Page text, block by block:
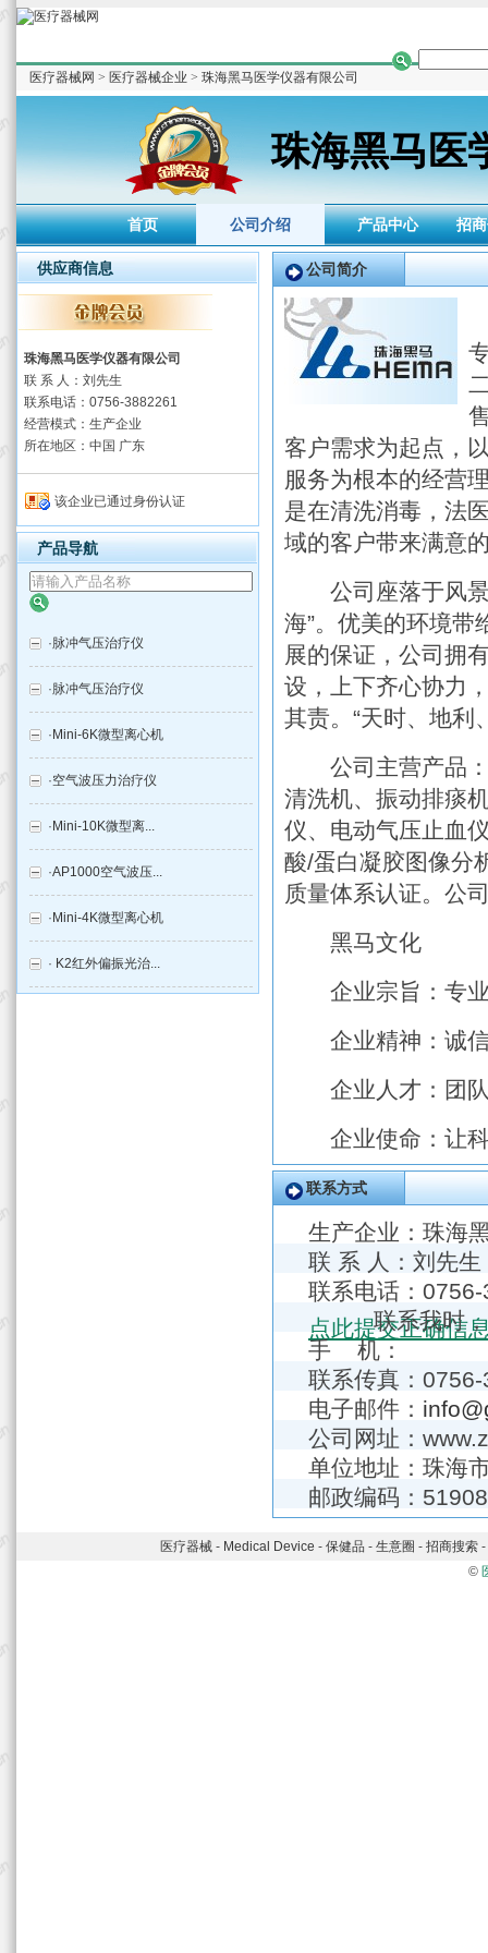
医疗器械网 > 医疗器械企业 > 珠海黑马医学仪器有限公司
珠海黑马医
首页 公司介绍 产品中心 招
供应商信息
珠海黑马医学仪器有限公司
联 系 人：刘先生
联系电话：0756-3882261
经营模式：生产企业
所在地区：中国 广东
该企业已通过身份认证
产品导航
· 脉冲气压治疗仪
· 脉冲气压治疗仪
· Mini-6K微型离心机
·空气波压力治疗仪
· Mini-10K微型离...
·AP1000空气波压...
· Mini-4K微型离心机
· K2红外偏振光治...
公司简介
客户需求为起点，
服务为根本的经营
是在清洗消毒，法
域的客户带来满意
公司座落于风景
海”。优美的环境带
展的保证，公司拥
设，上下齐心协力
其责。“天时、地利
公司主营产品：
清洗机、振动排痰
仪、电动气压止血
酸/蛋白凝胶图像分
质量体系认证。公
黑马文化
企业宗旨：专业
企业精神：诚信
企业人才：团队
企业使命：让科
联系方式
生产企业： 珠海
联 系 人：刘先生
联系电话：
点此提交正确信
联系我时
手 机：
联系传真：
电子邮件：
公司网址：
单位地址：珠海
邮政编码：
医疗器械 - Medical Device - 保健品 - 生意圈 - 招商搜索 -
©